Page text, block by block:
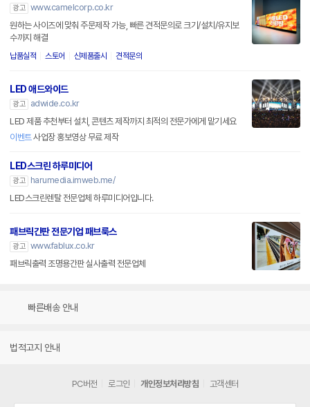
광고 www.camelcorp.co.kr
원하는 사이즈에 맞춰 주문제작 가능, 빠른 견적문의로 크기/설치/유지보
수까지 해결
납품실적 스토어 신제품출시 견적문의
LED 애드와이드
광고
adwide.co.kr
LED 제품 추천부터 설치, 콘텐츠 제작까지 최적의 전문가에게 맡기세요
이벤트사업장 홍보영상 무료 제작
LED스크린 하루미디어
광고
harumedia.imweb.me/
LED스크린렌탈 전문업체 하루미디어입니다.
패브릭간판 전문기업 패브룩스
광고 www.fablux.co.kr
패브릭출력 조명용간판 실사출력 전문업체
빠른배송 안내
법적고지 안내
PC버전 로그인 개인정보처리방침 고객센터